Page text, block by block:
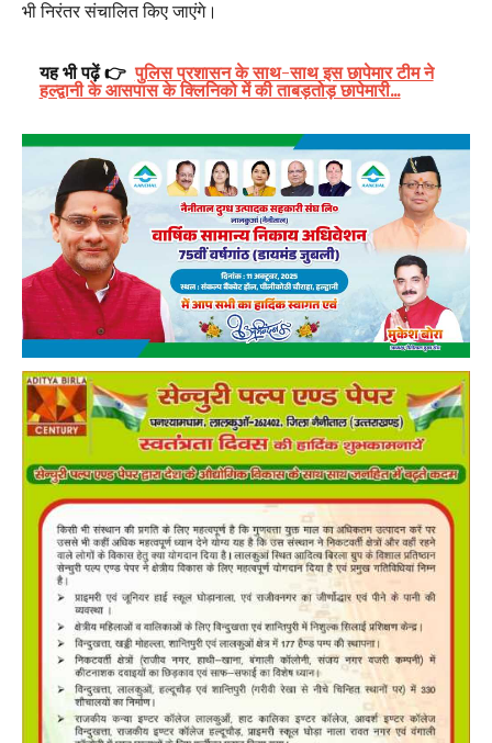
भी निरंतर संचालित किए जाएंगे।
यह भी पढ़ें 👉 पुलिस प्रशासन के साथ-साथ इस छापेमार टीम ने
हल्द्वानी के आसपास के क्लिनिको में की ताबड़तोड़ छापेमारी...